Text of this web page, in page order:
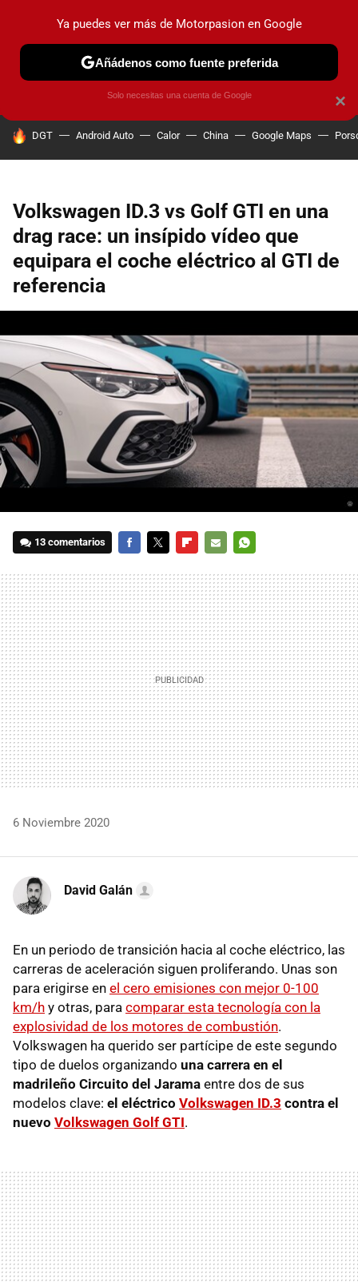
PRUEBAS COCHES ELÉCTRICOS OBSERVATORIO
HOY SE HABLA DE
DGT Android Auto Calor China Google Maps
Volkswagen ID.3 vs Golf GTI en una
drag race: un insípido vídeo que
equipara el coche eléctrico al GTI de
referencia
13 comentarios
MAIL
6 Noviembre 2020
David Galán
En un periodo de transición hacia al coche eléctrico, las
carreras de aceleración siguen proliferando. Unas son
para erigirse en el cero emisiones con mejor 0-100
km/h y otras, para comparar esta tecnología con la
explosividad de los motores de combustión.
Volkswagen ha querido ser partícipe de este segundo
tipo de duelos organizando una carrera en el
madrileño Circuito del Jarama entre dos de sus
modelos clave: el eléctrico Volkswagen ID.3 contra el
nuevo Volkswagen Golf GTI.
×
Ya puedes ver más de Motorpasion en Google
Añádenos como fuente preferida
Solo necesitas una cuenta de Google